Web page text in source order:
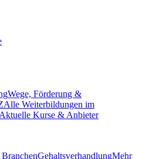
Wege, Förderung &
Alle Weiterbildungen im
Aktuelle Kurse & Anbieter
GehaltsverhandlungMehr